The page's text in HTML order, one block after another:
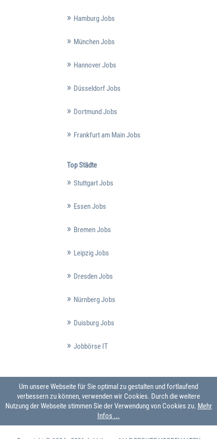
Hamburg Jobs
München Jobs
Hannover Jobs
Düsseldorf Jobs
Dortmund Jobs
Frankfurt am Main Jobs
Top Städte
Stuttgart Jobs
Essen Jobs
Bremen Jobs
Leipzig Jobs
Dresden Jobs
Nürnberg Jobs
Duisburg Jobs
Jobbörse IT
Um unsere Webseite für Sie optimal zu gestalten und fortlaufend
verbessern zu können, verwenden wir Cookies. Durch die weitere
Nutzung der Webseite stimmen Sie der Verwendung von Cookies zu. Mehr
Infos ...